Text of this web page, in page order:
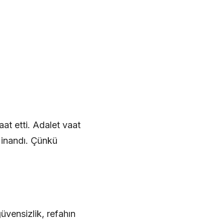
etti. Adalet vaat
Çünkü
refahın